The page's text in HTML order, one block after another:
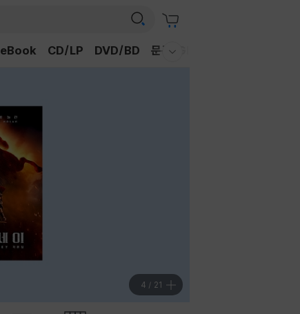
eBook CD/LP DVD/BD 문구/GIFT
4 / 21